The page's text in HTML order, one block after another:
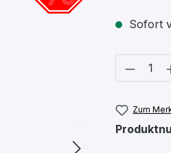
Sofort
Zum